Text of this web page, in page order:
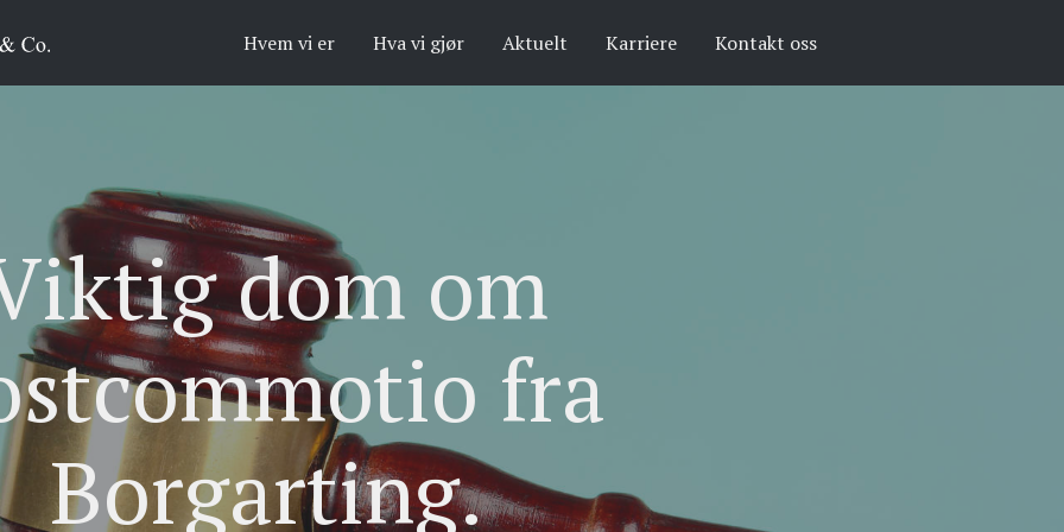
Hvem vi er Hva vi gjør Aktuelt Karriere Kontakt oss
dom om
fra
Borgarting.